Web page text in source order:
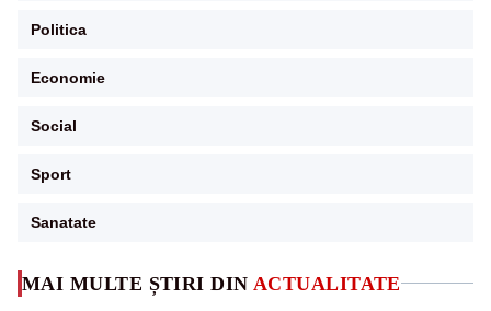
MAI MULTE ȘTIRI DIN ACTUALITATE
Politica
Economie
Social
Sport
Sanatate